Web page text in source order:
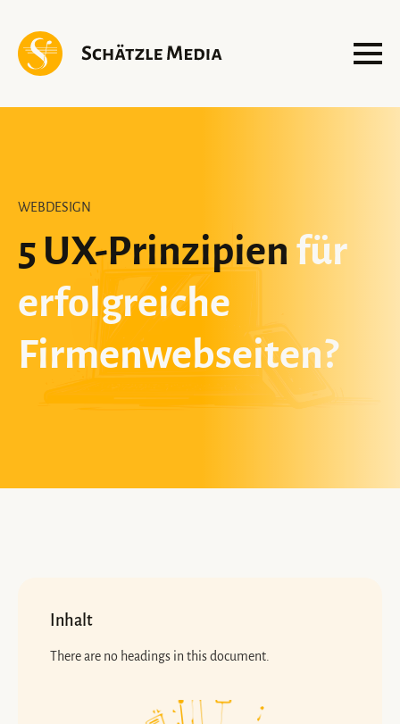
WEBDESIGN
5 UX-Prinzipien für
erfolgreiche
Firmenwebseiten?
Inhalt
There are no headings in this document.